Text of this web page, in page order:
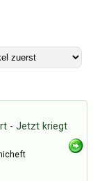
- Jetzt kriegt